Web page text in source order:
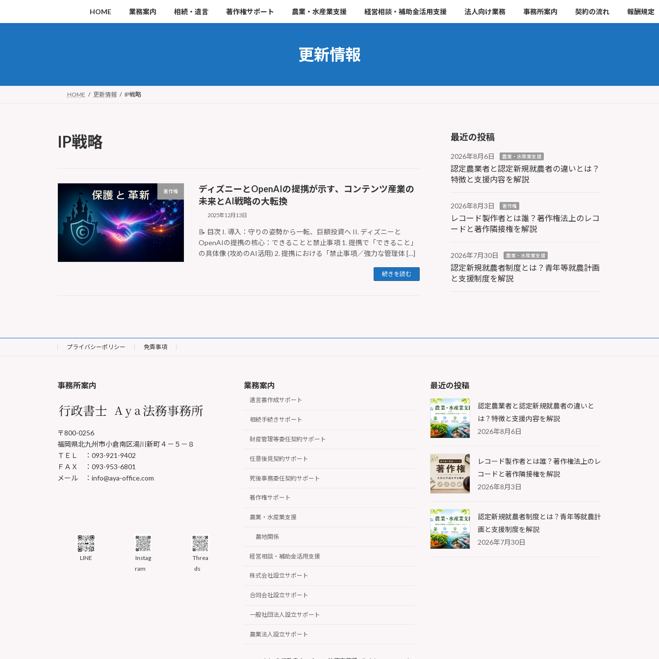
ン
ビ
HOME 業務案内 相続・遺言 著作権サポート 農業・水産業支援 経営相談・補助金活用支援 法人向け業務 事務所案内 契約の流れ 報酬規定
更新情報
HOME 更新情報 IP戦略
IP戦略
著作権
ディズニーとOpenAIの提携が示す、コンテンツ産業の
未来とAI戦略の大転換
2025年12月13日
📝 目次 I. 導入：守りの姿勢から一転、巨額投資へ II. ディズニーと
OpenAIの提携の核心：できることと禁止事項 1. 提携で「できること」
の具体像 (攻めのAI活用) 2. 提携における「禁止事項／強力な管理体 […]
続きを読む
最近の投稿
2026年8月6日 農業・水産業支援
認定農業者と認定新規就農者の違いとは？
特徴と支援内容を解説
2026年8月3日 著作権
レコード製作者とは誰？著作権法上のレコ
ードと著作隣接権を解説
2026年7月30日 農業・水産業支援
認定新規就農者制度とは？青年等就農計画
と支援制度を解説
プライバシーポリシー 免責事項
事務所案内
〒800-0256
福岡県北九州市小倉南区湯川新町４－５－８
ＴＥＬ ：093-921-9402
ＦＡＸ ：093-953-6801
メール ：info@aya-office.com
LINE
Instag
ram
Threa
ds
業務案内
遺言書作成サポート
相続手続きサポート
財産管理等委任契約サポート
任意後見契約サポート
死後事務委任契約サポート
著作権サポート
農業・水産業支援
農地関係
経営相談・補助金活用支援
株式会社設立サポート
合同会社設立サポート
一般社団法人設立サポート
農業法人設立サポート
最近の投稿
認定農業者と認定新規就農者の違いと
は？特徴と支援内容を解説
2026年8月6日
レコード製作者とは誰？著作権法上のレ
コードと著作隣接権を解説
2026年8月3日
認定新規就農者制度とは？青年等就農計
画と支援制度を解説
2026年7月30日